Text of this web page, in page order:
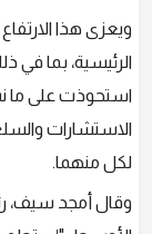
ويعزى هذا
الرئيسية، بما في
لكل منهما.
وقال أمجد سيف،